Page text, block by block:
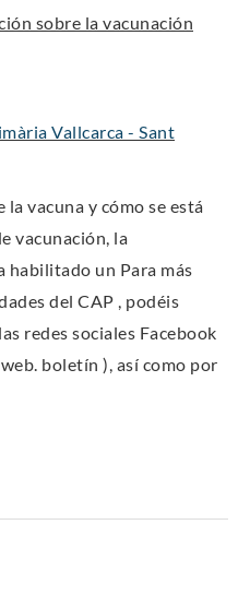
sobre la vacunación
Vallcarca - Sant
vacuna y cómo se está
vacunación, la
habilitado un Para más
del CAP , podéis
redes sociales Facebook
boletín ), así como por